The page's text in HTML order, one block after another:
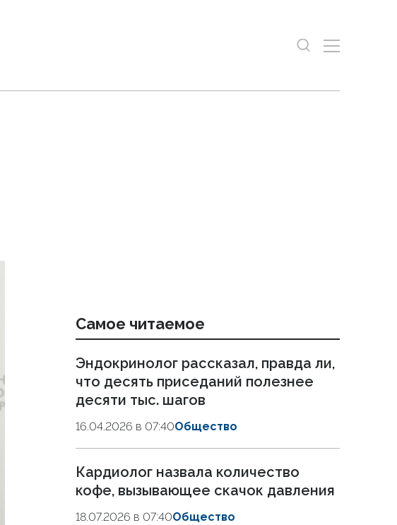
Самое читаемое
Эндокринолог рассказал, правда ли,
что десять приседаний полезнее
десяти тыс. шагов
16.04.2026 в 07:40Общество
Кардиолог назвала количество
кофе, вызывающее скачок давления
18.07.2026 в 07:40Общество